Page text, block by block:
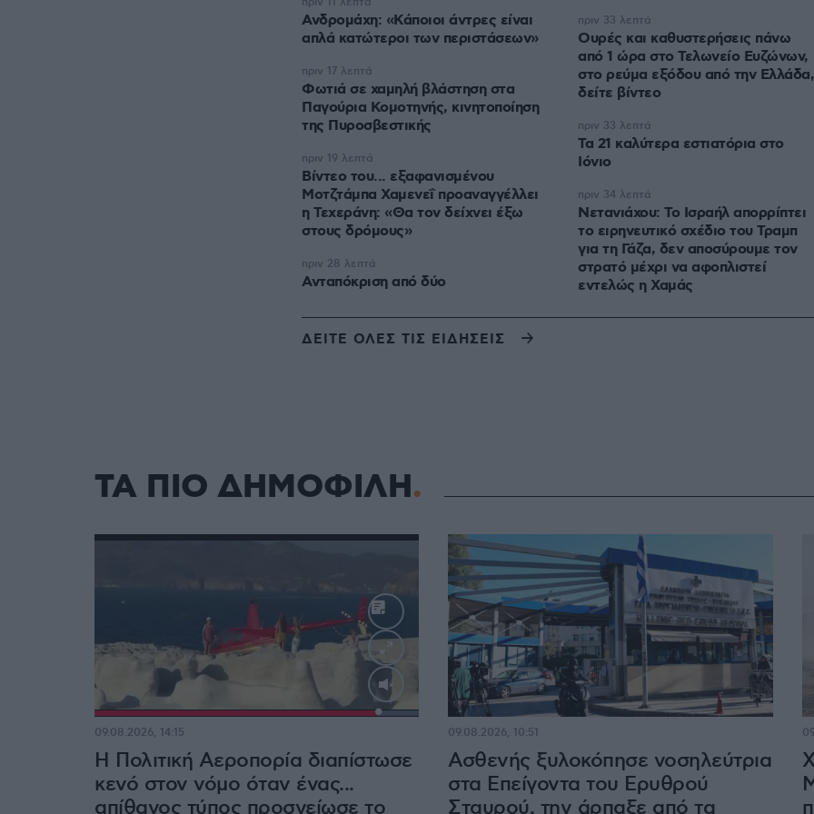
Ανδρομάχη: «Κάποιοι άντρες είναι
απλά κατώτεροι των περιστάσεων»
Φωτιά σε χαμηλή βλάστηση στα
Παγούρια Κομοτηνής, κινητοποίηση
της Πυροσβεστικής
πριν 17 λεπτά
Βίντεο του... εξαφανισμένου
Μοτζτάμπα Χαμενεΐ προαναγγέλλει
η Τεχεράνη: «Θα τον δείχνει έξω
στους δρόμους»
πριν 19 λεπτά
Ανταπόκριση από δύο
πριν 28 λεπτά
Ουρές και καθυστερήσεις πάνω
από 1 ώρα στο Τελωνείο Ευζώνων,
στο ρεύμα εξόδου από την Ελλάδα,
δείτε βίντεο
πριν 33 λεπτά
Τα 21 καλύτερα εστιατόρια στο
Ιόνιο
πριν 33 λεπτά
Νετανιάχου: Το Ισραήλ απορρίπτει
το ειρηνευτικό σχέδιο του Τραμπ
για τη Γάζα, δεν αποσύρουμε τον
στρατό μέχρι να αφοπλιστεί
εντελώς η Χαμάς
πριν 34 λεπτά
ΔΕΙΤΕ ΟΛΕΣ ΤΙΣ ΕΙΔΗΣΕΙΣ
ΤΑ ΠΙΟ ΔΗΜΟΦΙΛΗ
Loaded:
Η Πολιτική Αεροπορία διαπίστωσε
κενό στον νόμο όταν ένας...
απίθανος τύπος προσγείωσε το
09.08.2026, 14:15
Ασθενής ξυλοκόπησε νοσηλεύτρια
στα Επείγοντα του Ερυθρού
Σταυρού, την άρπαξε από τα
09.08.2026, 10:51